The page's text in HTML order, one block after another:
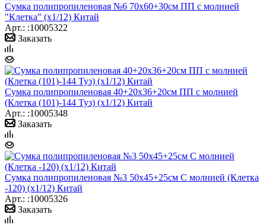
Сумка полипропиленовая №6 70х60+30см ПП с молнией
"Клетка" (х1/12) Китай
Арт.: :10005322
Заказать
Сумка полипропиленовая 40+20х36+20см ПП с молнией
(Клетка (101)-144 Туз) (х1/12) Китай
Арт.: :10005348
Заказать
Сумка полипропиленовая №3 50х45+25см С молнией (Клетка
-120) (х1/12) Китай
Арт.: :10005326
Заказать